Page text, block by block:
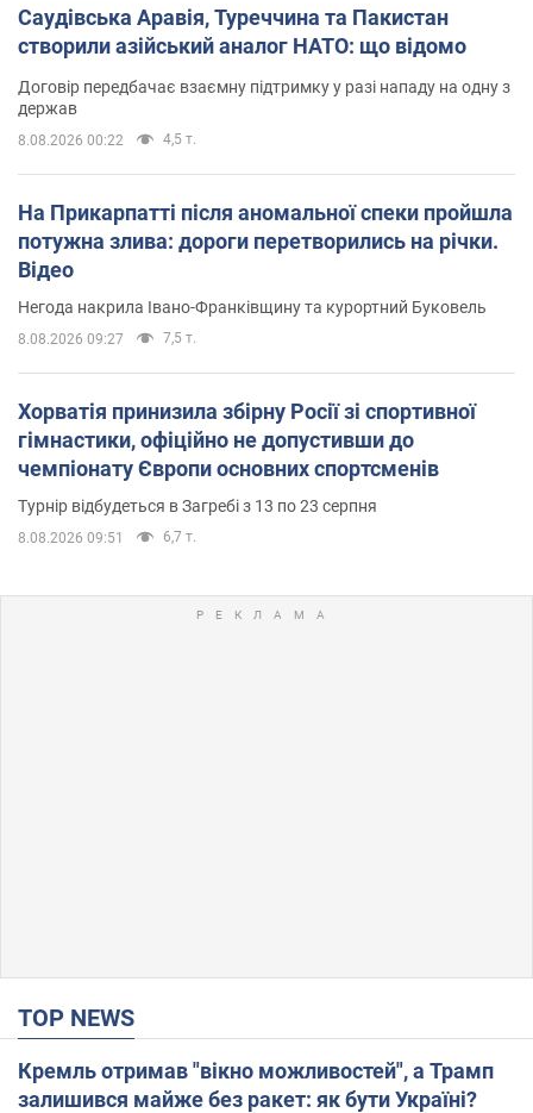
Саудівська Аравія, Туреччина та Пакистан
створили азійський аналог НАТО: що відомо
Договір передбачає взаємну підтримку у разі нападу на одну з
держав
8.08.2026 00:22 4,5 т.
На Прикарпатті після аномальної спеки пройшла
потужна злива: дороги перетворились на річки.
Відео
Негода накрила Івано-Франківщину та курортний Буковель
8.08.2026 09:27 7,5 т.
Хорватія принизила збірну Росії зі спортивної
гімнастики, офіційно не допустивши до
чемпіонату Європи основних спортсменів
Турнір відбудеться в Загребі з 13 по 23 серпня
8.08.2026 09:51 6,7 т.
TOP NEWS
Кремль отримав "вікно можливостей", а Трамп
залишився майже без ракет: як бути Україні?